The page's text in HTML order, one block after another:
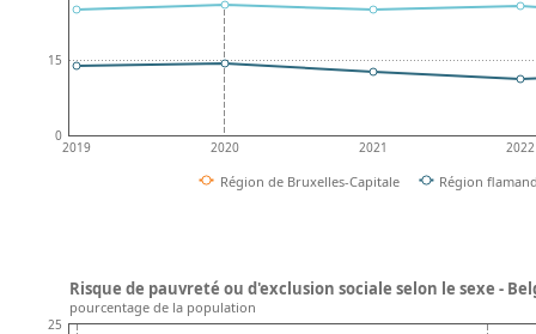
2019 2020 2021 2022
0
15
Région de Bruxelles-Capitale Région
25
Risque de pauvreté ou d'exclusion sociale selon le sexe -
pourcentage de la population